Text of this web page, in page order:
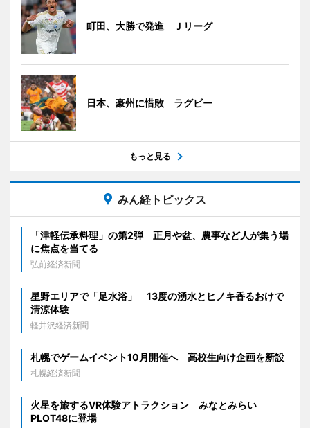
町田、大勝で発進 Ｊリーグ
日本、豪州に惜敗 ラグビー
もっと見る
みん経トピックス
「津軽伝承料理」の第2弾 正月や盆、農事など人が集う場
に焦点を当てる
弘前経済新聞
星野エリアで「足水浴」 13度の湧水とヒノキ香るおけで
清涼体験
軽井沢経済新聞
札幌でゲームイベント10月開催へ 高校生向け企画を新設
札幌経済新聞
火星を旅するVR体験アトラクション みなとみらい
PLOT48に登場